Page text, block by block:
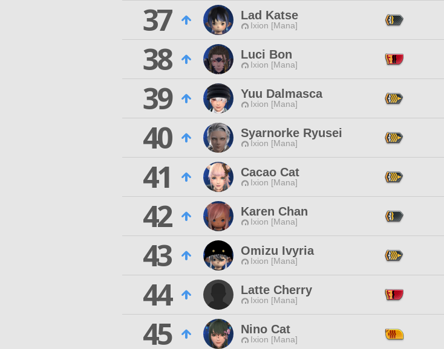
37
Lad Katse
Ixion [Mana]
38
Luci Bon
Ixion [Mana]
39
Yuu Dalmasca
Ixion [Mana]
40
Syarnorke Ryusei
Ixion [Mana]
41
Cacao Cat
Ixion [Mana]
42
Karen Chan
Ixion [Mana]
43
Omizu Ivyria
Ixion [Mana]
44
Latte Cherry
Ixion [Mana]
45
Nino Cat
Ixion [Mana]